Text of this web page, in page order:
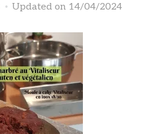
Updated on 14/04/2024